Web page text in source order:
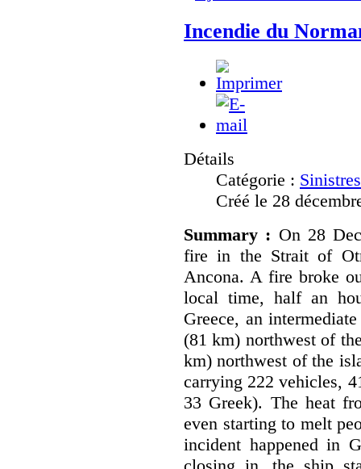
Incendie du
Détails
Catégorie :
Créé le 28
Summary : On 28
fire in the Strait of
Ancona. A fire broke
local time, half an
Greece, an
(81 km) northwest of
km) northwest of the
carrying 222 vehicles,
33 Greek). The heat
even starting to melt
incident happened in